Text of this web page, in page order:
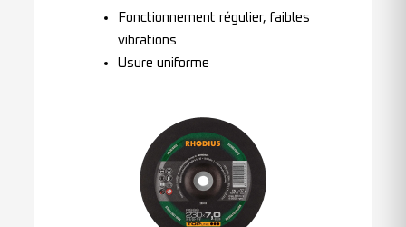
Fonctionnement régulier, faibles
vibrations
Usure uniforme